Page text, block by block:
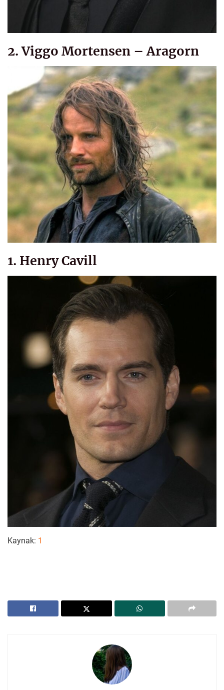
2. Viggo Mortensen – Aragorn
1. Henry Cavill
Kaynak: 1